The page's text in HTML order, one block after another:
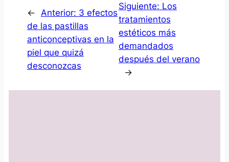
← Anterior: 3 efectos
de las pastillas
anticonceptivas en la
piel que quizá
desconozcas
Siguiente: Los
tratamientos
estéticos más
demandados
después del verano
→